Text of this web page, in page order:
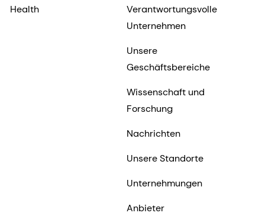
Health
Verantwortungsvolle
Unternehmen
Unsere
Geschäftsbereiche
Wissenschaft und
Forschung
Nachrichten
Unsere Standorte
Unternehmungen
Anbieter